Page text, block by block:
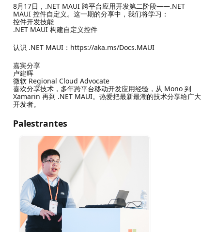
8月17日，.NET MAUI 跨平台应用开发第二阶段——.NET
MAUI 控件自定义。这一期的分享中，我们将学习：
控件开发技能
.NET MAUI 构建自定义控件
认识 .NET MAUI：https://aka.ms/Docs.MAUI
嘉宾分享
卢建晖
微软 Regional Cloud Advocate
喜欢分享技术，多年跨平台移动开发应用经验，从 Mono 到
Xamarin 再到 .NET MAUI。热爱把最新最潮的技术分享给广大
开发者。
Palestrantes